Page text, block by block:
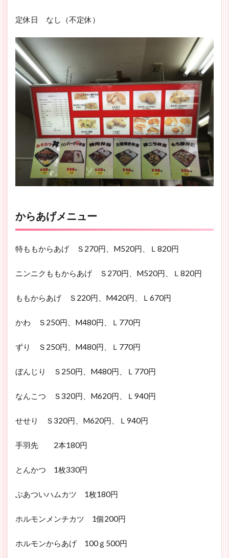
定休日 なし（不定休）
からあげメニュー
特ももからあげ Ｓ270円、M520円、Ｌ820円
ニンニクももからあげ Ｓ270円、M520円、Ｌ820円
ももからあげ Ｓ220円、M420円、Ｌ670円
かわ Ｓ250円、M480円、Ｌ770円
ずり Ｓ250円、M480円、Ｌ770円
ぼんじり Ｓ250円、M480円、Ｌ770円
なんこつ Ｓ320円、M620円、Ｌ940円
せせり Ｓ320円、M620円、Ｌ940円
手羽先 2本180円
とんかつ 1枚330円
ぶあついハムカツ 1枚180円
ホルモンメンチカツ 1個200円
ホルモンからあげ 100ｇ500円